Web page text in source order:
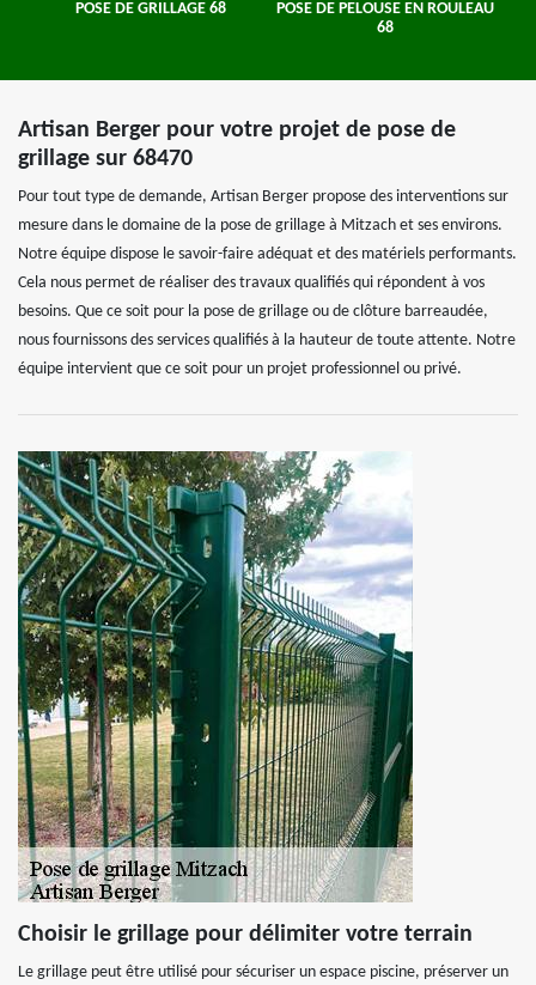
POSE DE GRILLAGE 68
POSE DE PELOUSE EN ROULEAU
68
Artisan Berger pour votre projet de pose de
grillage sur 68470
Pour tout type de demande, Artisan Berger propose des interventions sur
mesure dans le domaine de la pose de grillage à Mitzach et ses environs.
Notre équipe dispose le savoir-faire adéquat et des matériels performants.
Cela nous permet de réaliser des travaux qualifiés qui répondent à vos
besoins. Que ce soit pour la pose de grillage ou de clôture barreaudée,
nous fournissons des services qualifiés à la hauteur de toute attente. Notre
équipe intervient que ce soit pour un projet professionnel ou privé.
Choisir le grillage pour délimiter votre terrain
Le grillage peut être utilisé pour sécuriser un espace piscine, préserver un